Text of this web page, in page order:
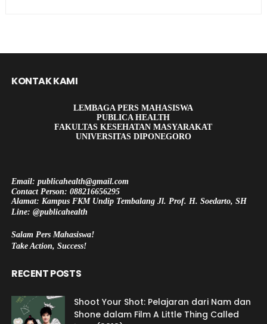
KONTAK KAMI
LEMBAGA PERS MAHASISWA
PUBLICA HEALTH
FAKULTAS KESEHATAN MASYARAKAT
UNIVERSITAS DIPONEGORO
Email: publicahealth@gmail.com
Contact Person: 088216656295
Alamat: Kampus FKM Undip Tembalang Jl. Prof. H. Soedarto, SH
Line: @publicahealth
Salam Pers Mahasiswa!
Take Action, Success!
RECENT POSTS
Shoot Your Shot: Pelajaran dari Nam dan
Shone dalam Film A Little Thing Called